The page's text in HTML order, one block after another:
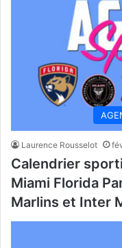
Laurence Rousselot
Calendrier
Miami Florida
Marlins et Inter